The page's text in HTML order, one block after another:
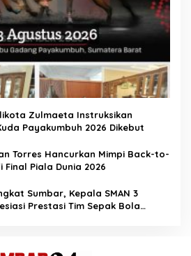
Zulmaeta Instruksikan
Payakumbuh 2026 Dikebut
Torres Hancurkan Mimpi Back-to-
Piala Dunia 2026
Sumbar, Kepala SMAN 3
Prestasi Tim Sepak Bola